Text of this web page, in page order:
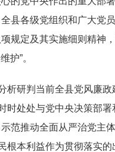
县各级党组织和广大党
规定及其实施细则精神
护”。
析研判当前全县党风廉
时处处与党中央决策部
范推动全面从严治党主
根本利益作为贯彻落实